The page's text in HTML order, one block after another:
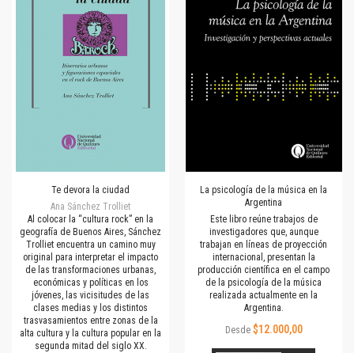
Te devora la ciudad
Ana Sánchez Trolliet
Al colocar la “cultura rock” en la
geografía de Buenos Aires, Sánchez
Trolliet encuentra un camino muy
original para interpretar el impacto
de las transformaciones urbanas,
económicas y políticas en los
jóvenes, las vicisitudes de las
clases medias y los distintos
trasvasamientos entre zonas de la
alta cultura y la cultura popular en la
segunda mitad del siglo XX.
La psicología de la música en la
Argentina
Este libro reúne trabajos de
investigadores que, aunque
trabajan en líneas de proyección
internacional, presentan la
producción científica en el campo
de la psicología de la música
realizada actualmente en la
Argentina.
Desde $12.000,00